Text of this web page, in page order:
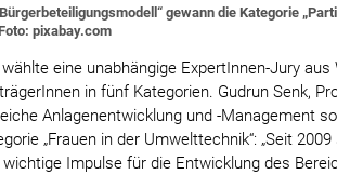
gewann die Kategorie
pixabay.com
eine unabhängige ExpertInnen-Jury aus
in fünf Kategorien. Gudrun Senk,
Anlagenentwicklung und -Management
„Frauen in der Umwelttechnik“: „Seit
Impulse für die Entwicklung des